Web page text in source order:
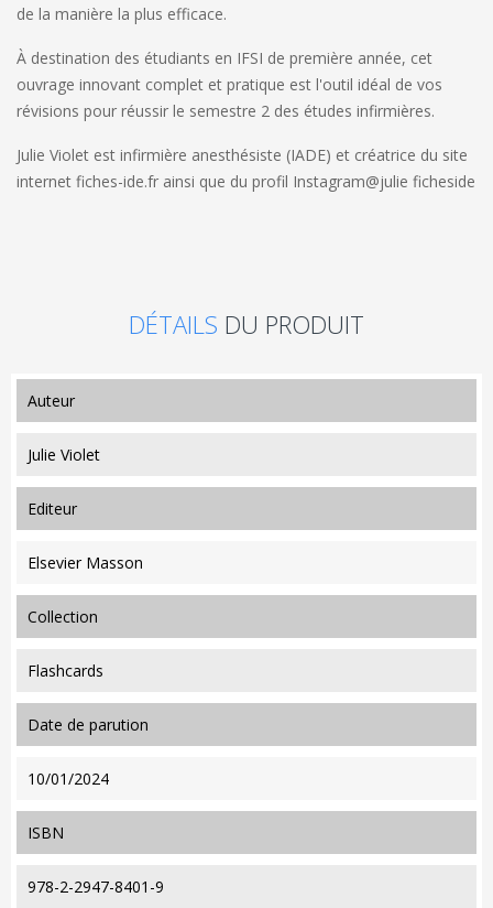
de la manière la plus efficace.
À destination des étudiants en IFSI de première année, cet
ouvrage innovant complet et pratique est l'outil idéal de vos
révisions pour réussir le semestre 2 des études infirmières.
Julie Violet est infirmière anesthésiste (IADE) et créatrice du site
internet fiches-ide.fr ainsi que du profil Instagram@julie ficheside
DÉTAILS DU PRODUIT
auteur
Julie Violet
editeur
Elsevier Masson
collection
Flashcards
date de parution
10/01/2024
ISBN
978-2-2947-8401-9